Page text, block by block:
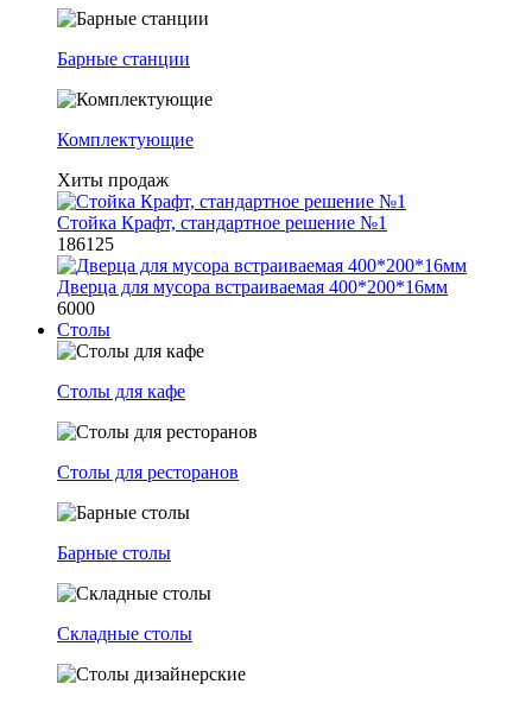
Барные станции
Комплектующие
Хиты продаж
Стойка Крафт, стандартное решение №1
186125
Дверца для мусора встраиваемая 400*200*16мм
6000
Столы
Столы для кафе
Столы для ресторанов
Барные столы
Складные столы